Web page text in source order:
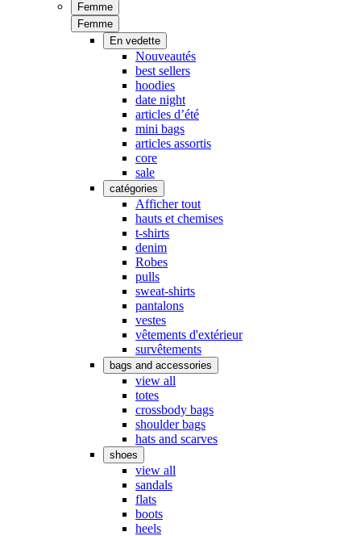
Femme
Femme
En vedette
Nouveautés
best sellers
hoodies
date night
articles d’été
mini bags
articles assortis
core
sale
catégories
Afficher tout
hauts et chemises
t-shirts
denim
Robes
pulls
sweat-shirts
pantalons
vestes
vêtements d'extérieur
survêtements
bags and accessories
view all
totes
crossbody bags
shoulder bags
hats and scarves
shoes
view all
sandals
flats
boots
heels